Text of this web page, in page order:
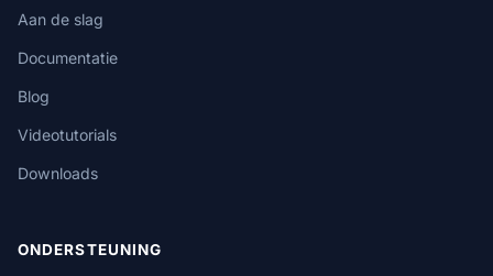
Aan de slag
Documentatie
Blog
Videotutorials
Downloads
ONDERSTEUNING